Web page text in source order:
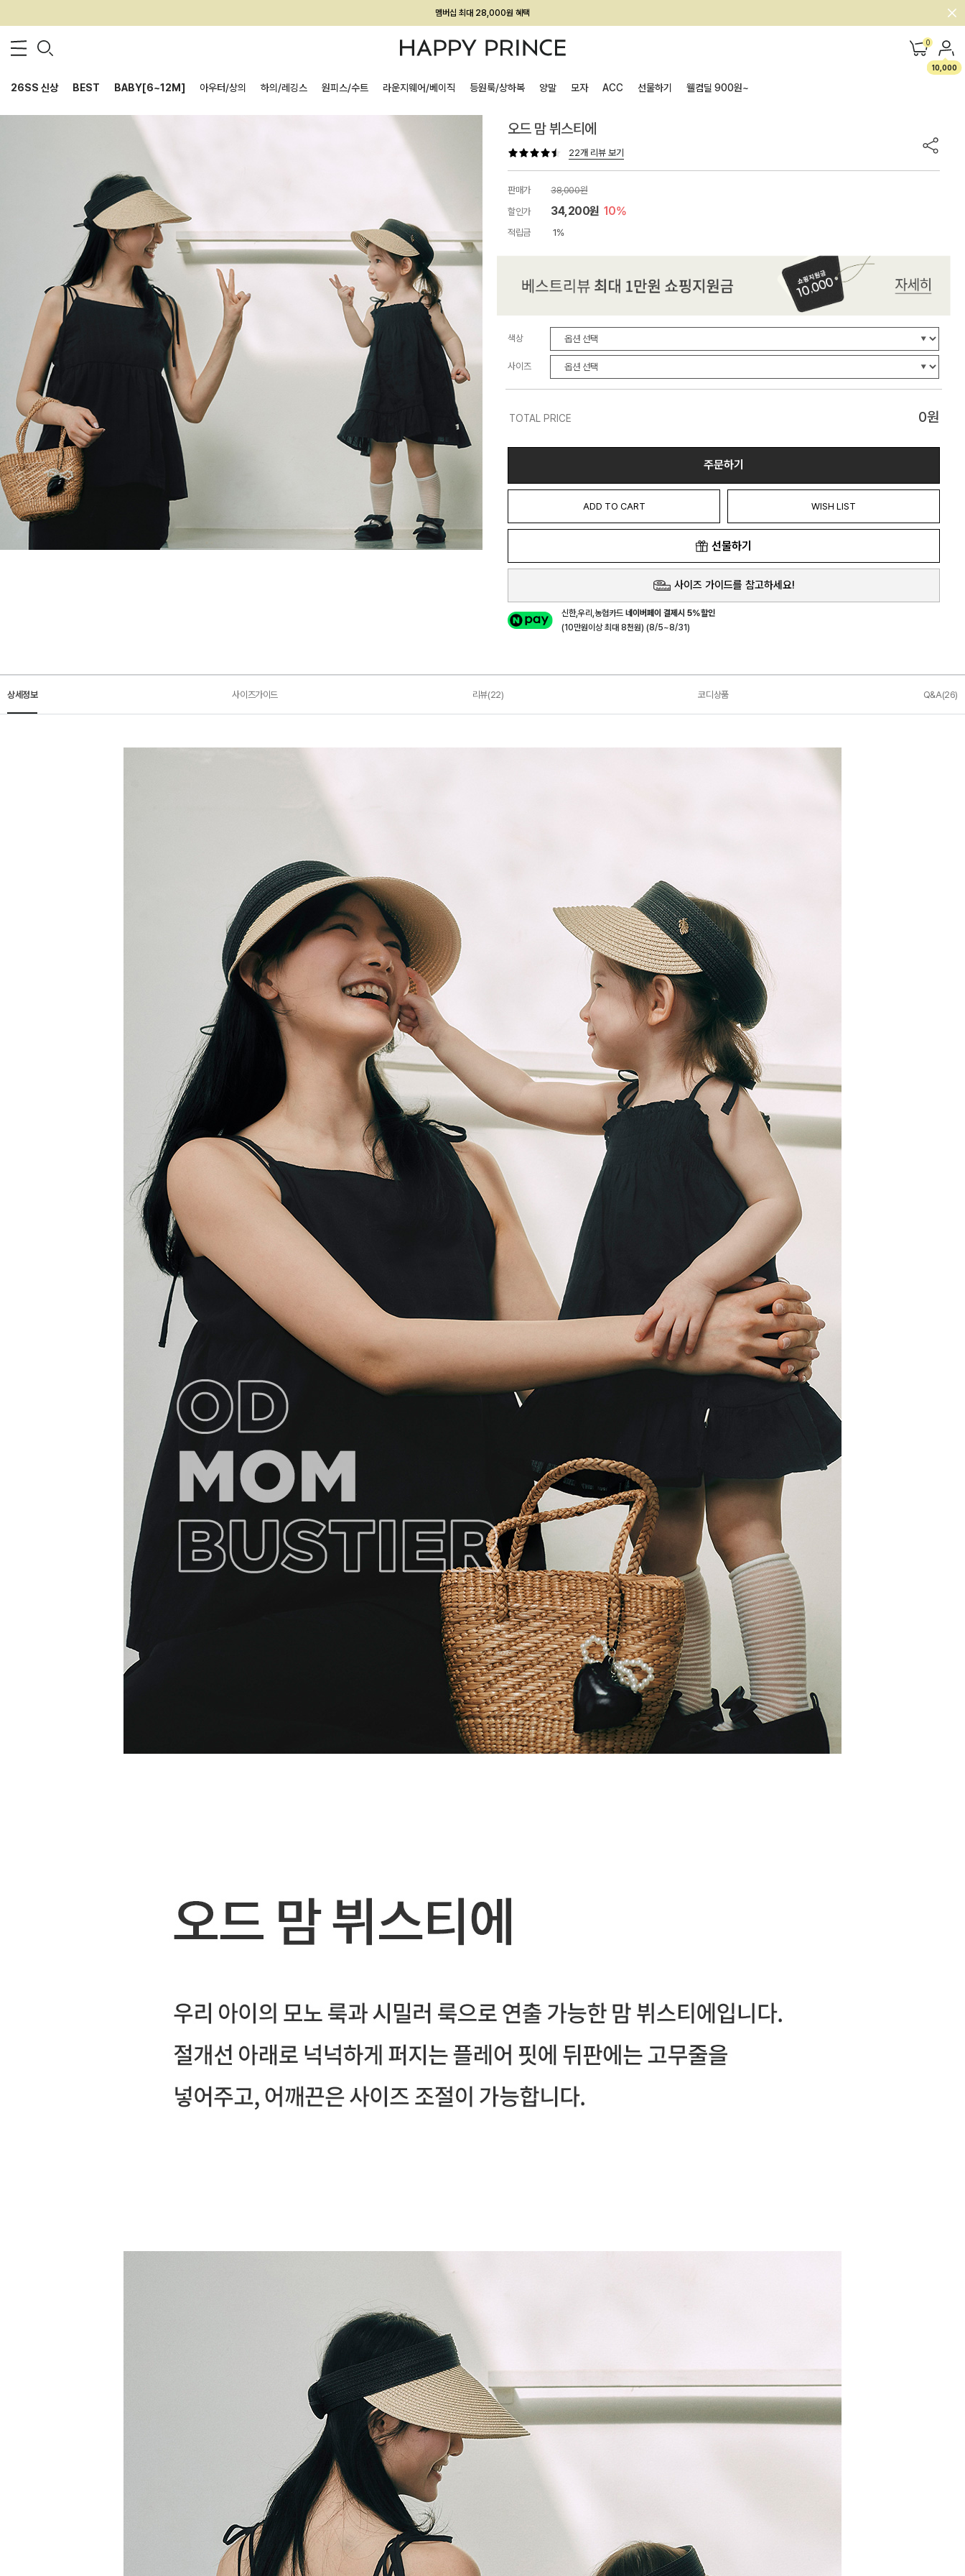
회원전용 아울렛, 가입하면 ~60% 할인!
멤버십 최대 28,000원 혜택 0
10,000
26SS 신상 BEST BABY[6~12M] 아우터/상의 하의/레깅스 원피스/수트 라운지웨어/베이직 등원룩/상하복 양말 모자 ACC 선물하기 웰컴딜 900원~
오드 맘 뷔스티에
22개 리뷰 보기
판매가
38,000원
할인가
34,200원 10%
적립금 1%
색상
사이즈
TOTAL PRICE 0원
주문하기
ADD TO CART WISH LIST
선물하기
사이즈 가이드를 참고하세요!
신한,우리,농협카드네이버페이 결제시 5%할인
(10만원이상 최대 8천원) (8/5~8/31)
상세정보 사이즈가이드 리뷰(22) 코디상품 Q&A(26)